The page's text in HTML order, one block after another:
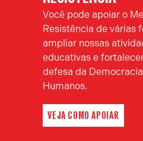
Você pode apoiar o
Resistência de várias
ampliar nossas
educativas e
defesa da
Humanos.
VEJA COMO APOIAR